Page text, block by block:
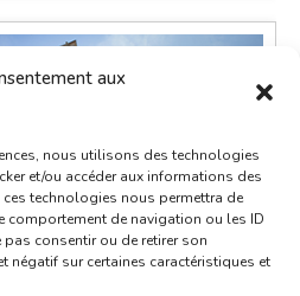
aux
nous utilisons des technologies
et/ou accéder aux informations des
technologies nous permettra de
comportement de navigation ou les ID
pas consentir ou de retirer son
négatif sur certaines caractéristiques et